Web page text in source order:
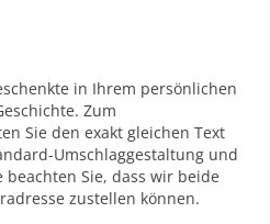
in Ihrem persönlichen
Zum
Sie den exakt gleichen Text
Umschlaggestaltung und
Sie, dass wir beide
zustellen können.